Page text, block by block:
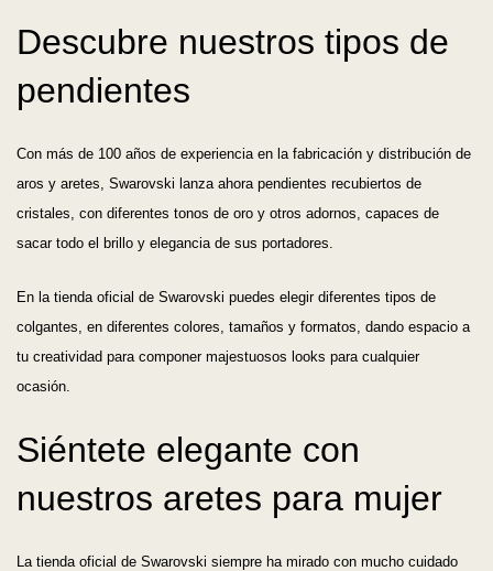
Descubre nuestros tipos de
pendientes
Con más de 100 años de experiencia en la fabricación y distribución de
aros y aretes, Swarovski lanza ahora pendientes recubiertos de
cristales, con diferentes tonos de oro y otros adornos, capaces de
sacar todo el brillo y elegancia de sus portadores.
En la tienda oficial de Swarovski puedes elegir diferentes tipos de
colgantes, en diferentes colores, tamaños y formatos, dando espacio a
tu creatividad para componer majestuosos looks para cualquier
ocasión.
Siéntete elegante con
nuestros aretes para mujer
La tienda oficial de Swarovski siempre ha mirado con mucho cuidado